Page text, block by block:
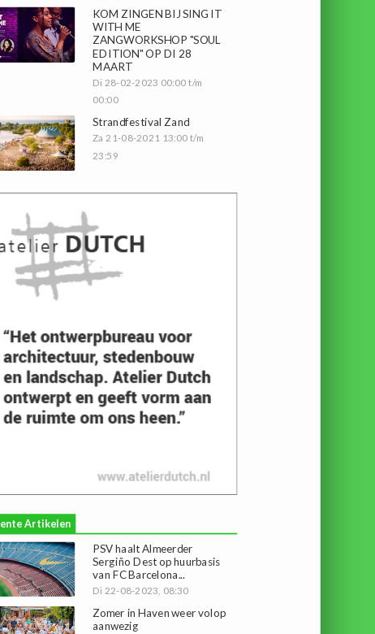
KOM ZINGEN BIJ SING IT
WITH ME
ZANGWORKSHOP "SOUL
EDITION" OP DI 28
MAART
Di 28-02-2023 00:00 t/m
00:00
Strandfestival Zand
Za 21-08-2021 13:00 t/m
23:59
Artikelen
PSV haalt Almeerder
Sergiño Dest op huurbasis
van FC Barcelona...
Di 22-08-2023, 08:30
Zomer in Haven weer volop
aanwezig